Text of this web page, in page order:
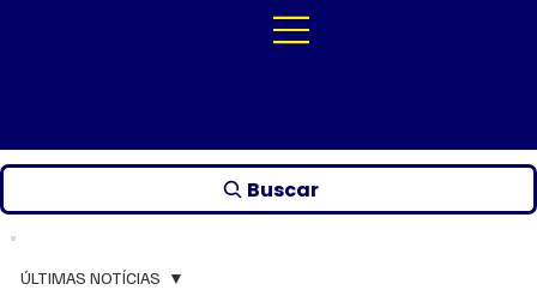
Buscar
ÚLTIMAS NOTÍCIAS